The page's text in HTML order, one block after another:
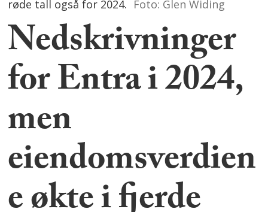
røde tall også for 2024. Foto: Glen Widing
Nedskrivninger
for Entra i 2024,
men
eiendomsverdien